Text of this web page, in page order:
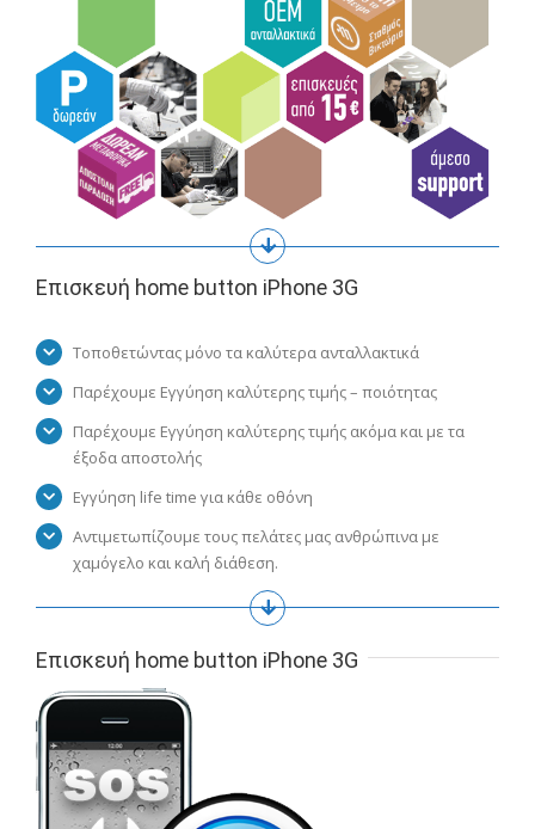
Επισκευή home button iPhone 3G
Τοποθετώντας μόνο τα καλύτερα ανταλλακτικά
Παρέχουμε Εγγύηση καλύτερης τιμής – ποιότητας
Παρέχουμε Εγγύηση καλύτερης τιμής ακόμα και με τα
έξοδα αποστολής
Εγγύηση life time για κάθε οθόνη
Αντιμετωπίζουμε τους πελάτες μας ανθρώπινα με
χαμόγελο και καλή διάθεση.
Επισκευή home button iPhone 3G